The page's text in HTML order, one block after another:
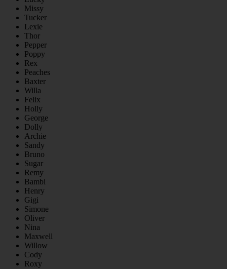
Missy
Tucker
Lexie
Thor
Pepper
Poppy
Rex
Peaches
Baxter
Willa
Felix
Holly
George
Dolly
Archie
Sandy
Bruno
Sugar
Remy
Bambi
Henry
Gigi
Simone
Oliver
Nina
Maxwell
Willow
Cody
Roxy